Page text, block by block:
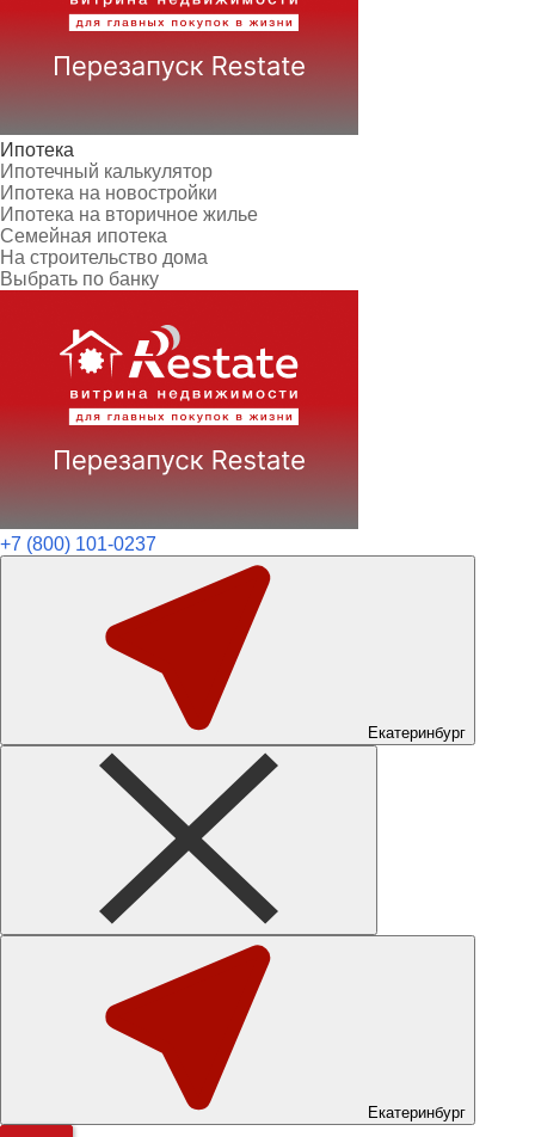
Ипотека
Ипотечный калькулятор
Ипотека на новостройки
Ипотека на вторичное жилье
Семейная ипотека
На строительство дома
Выбрать по банку
+7 (800) 101-0237
Екатеринбург
Екатеринбург